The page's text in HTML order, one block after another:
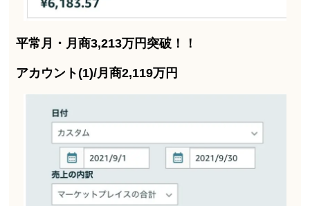
平常月・月商3,213万円突破！！
アカウント(1)/月商2,119万円